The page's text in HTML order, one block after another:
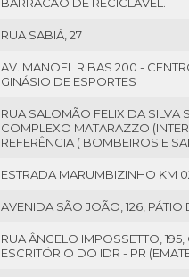
RUA SABIÁ, 27
AV. MANOEL RIBAS 200 -
GINÁSIO DE ESPORTES
RUA SALOMÃO FELIX DA SILVA
COMPLEXO MATARAZZO
REFERÊNCIA ( BOMBEIROS E
ESTRADA MARUMBIZINHO KM
AVENIDA SÃO JOÃO, 126,
RUA ÂNGELO IMPOSSETTO,
ESCRITÓRIO DO IDR - PR